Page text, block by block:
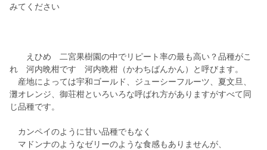
みてください
えひめ 二宮果樹園の中でリピート率の最も高い？品種がこ
れ 河内晩柑です 河内晩柑（かわちばんかん）と呼びます。
産地によっては宇和ゴールド、ジューシーフルーツ、夏文旦、
灘オレンジ、御荘柑といろいろな呼ばれ方がありますがすべて同
じ品種です。
カンペイのように甘い品種でもなく
マドンナのようなゼリーのような食感もありませんが、